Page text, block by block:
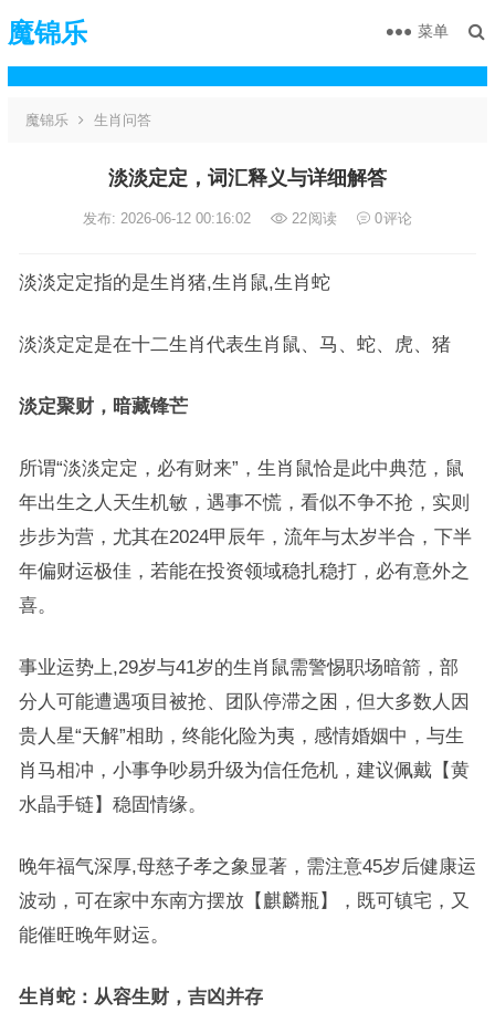
魔锦乐 菜单
魔锦乐 生肖问答
淡淡定定，词汇释义与详细解答
发布: 2026-06-12 00:16:02 22阅读 0评论
淡淡定定指的是生肖猪,生肖鼠,生肖蛇
淡淡定定是在十二生肖代表生肖鼠、马、蛇、虎、猪
淡定聚财，暗藏锋芒
所谓“淡淡定定，必有财来”，生肖鼠恰是此中典范，鼠
年出生之人天生机敏，遇事不慌，看似不争不抢，实则
步步为营，尤其在2024甲辰年，流年与太岁半合，下半
年偏财运极佳，若能在投资领域稳扎稳打，必有意外之
喜。
事业运势上,29岁与41岁的生肖鼠需警惕职场暗箭，部
分人可能遭遇项目被抢、团队停滞之困，但大多数人因
贵人星“天解”相助，终能化险为夷，感情婚姻中，与生
肖马相冲，小事争吵易升级为信任危机，建议佩戴【黄
水晶手链】稳固情缘。
晚年福气深厚,母慈子孝之象显著，需注意45岁后健康运
波动，可在家中东南方摆放【麒麟瓶】，既可镇宅，又
能催旺晚年财运。
生肖蛇：从容生财，吉凶并存